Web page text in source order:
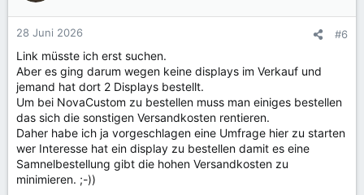
28 Juni 2026 #6
Link müsste ich erst suchen.
Aber es ging darum wegen keine displays im Verkauf und
jemand hat dort 2 Displays bestellt.
Um bei NovaCustom zu bestellen muss man einiges bestellen
das sich die sonstigen Versandkosten rentieren.
Daher habe ich ja vorgeschlagen eine Umfrage hier zu starten
wer Interesse hat ein display zu bestellen damit es eine
Samnelbestellung gibt die hohen Versandkosten zu
minimieren. ;-))